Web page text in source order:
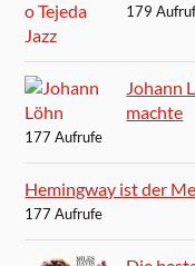
179
Johann
machte
177 Aufrufe
Hemingway ist der
177 Aufrufe